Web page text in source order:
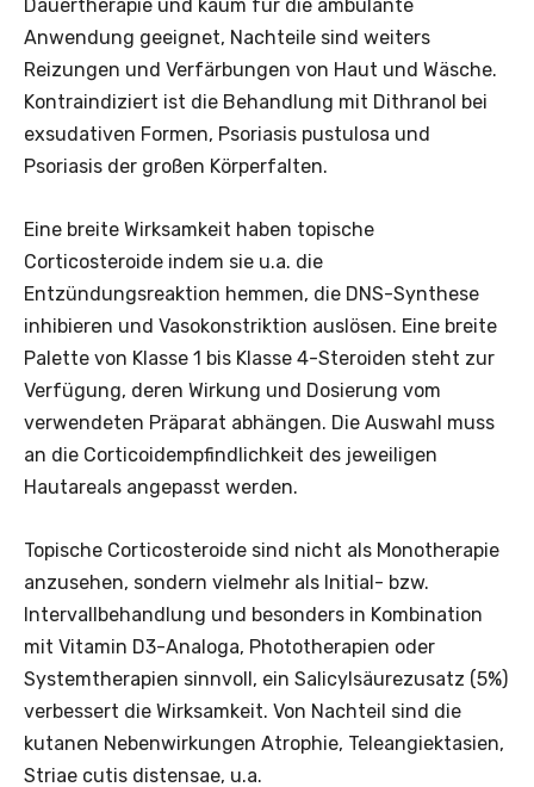
Dauertherapie und kaum für die ambulante
Anwendung geeignet, Nachteile sind weiters
Reizungen und Verfärbungen von Haut und Wäsche.
Kontraindiziert ist die Behandlung mit Dithranol bei
exsudativen Formen, Psoriasis pustulosa und
Psoriasis der großen Körperfalten.
Eine breite Wirksamkeit haben topische
Corticosteroide indem sie u.a. die
Entzündungsreaktion hemmen, die DNS-Synthese
inhibieren und Vasokonstriktion auslösen. Eine breite
Palette von Klasse 1 bis Klasse 4-Steroiden steht zur
Verfügung, deren Wirkung und Dosierung vom
verwendeten Präparat abhängen. Die Auswahl muss
an die Corticoidempfindlichkeit des jeweiligen
Hautareals angepasst werden.
Topische Corticosteroide sind nicht als Monotherapie
anzusehen, sondern vielmehr als Initial- bzw.
Intervallbehandlung und besonders in Kombination
mit Vitamin D3-Analoga, Phototherapien oder
Systemtherapien sinnvoll, ein Salicylsäurezusatz (5%)
verbessert die Wirksamkeit. Von Nachteil sind die
kutanen Nebenwirkungen Atrophie, Teleangiektasien,
Striae cutis distensae, u.a.